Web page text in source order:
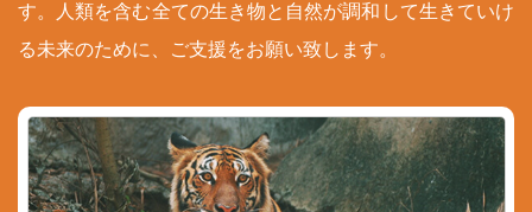
す。人類を含む全ての生き物と自然が調和して生きていけ
る未来のために、ご支援をお願い致します。